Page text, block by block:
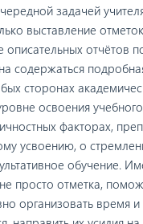
задачей
выставление
описательных отчётов
содержаться
сторонах
освоения
факторах,
усвоению, о
обучение.
просто отметка,
организовать время